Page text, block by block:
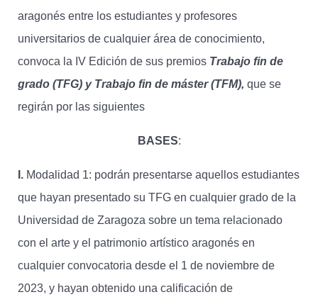
aragonés entre los estudiantes y profesores
universitarios de cualquier área de conocimiento,
convoca la IV Edición de sus premios Trabajo fin de
grado (TFG) y Trabajo fin de máster (TFM), que se
regirán por las siguientes
BASES:
I. Modalidad 1: podrán presentarse aquellos estudiantes
que hayan presentado su TFG en cualquier grado de la
Universidad de Zaragoza sobre un tema relacionado
con el arte y el patrimonio artístico aragonés en
cualquier convocatoria desde el 1 de noviembre de
2023, y hayan obtenido una calificación de